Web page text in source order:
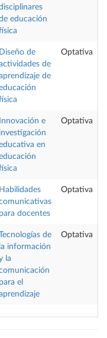
educación
Diseño de
de
de
Optativa
Innovación e
en
Optativa
Habilidades
para docentes
Optativa
de
la información
la
para el
Optativa